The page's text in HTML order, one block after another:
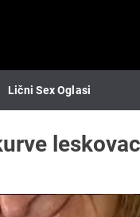
Lični Sex Oglasi
leskovac